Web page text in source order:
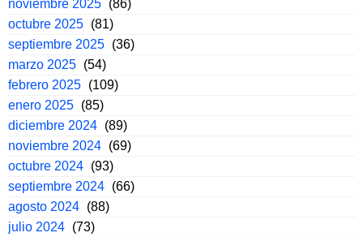
noviembre 2025 (86)
octubre 2025 (81)
septiembre 2025 (36)
marzo 2025 (54)
febrero 2025 (109)
enero 2025 (85)
diciembre 2024 (89)
noviembre 2024 (69)
octubre 2024 (93)
septiembre 2024 (66)
agosto 2024 (88)
julio 2024 (73)